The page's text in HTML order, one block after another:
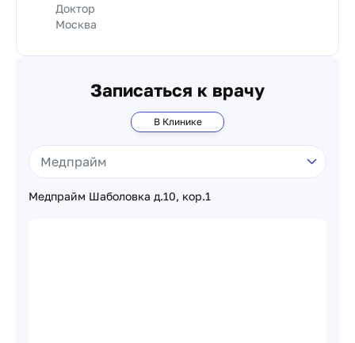
Доктор
Москва
Записаться к врачу
В Клинике
Медпрайм Шаболовка д.10, кор.1